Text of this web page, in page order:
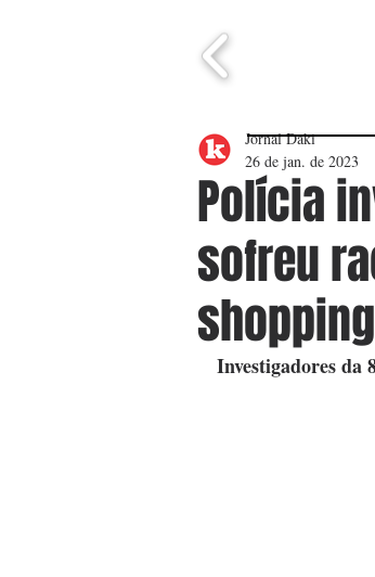
Polícia
sofreu
Jornal Daki
26 de jan. de 2023
Investigadores da